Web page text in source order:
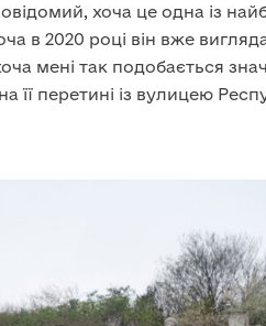
хоча це одна із
в 2020 році він вже
мені так подобається
її перетині із вулицею